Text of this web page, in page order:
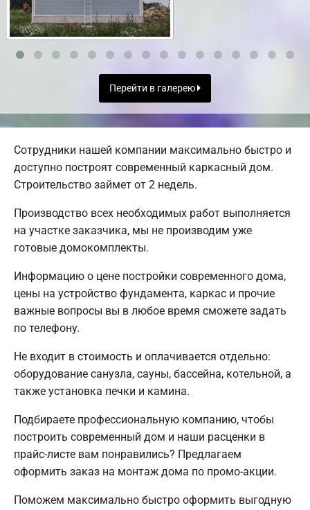
Перейти в галерею
Сотрудники нашей компании максимально быстро и
доступно построят современный каркасный дом.
Строительство займет от 2 недель.
Производство всех необходимых работ выполняется
на участке заказчика, мы не производим уже
готовые домокомплекты.
Информацию о цене постройки современного дома,
цены на устройство фундамента, каркас и прочие
важные вопросы вы в любое время сможете задать
по телефону.
Не входит в стоимость и оплачивается отдельно:
оборудование санузла, сауны, бассейна, котельной, а
также установка печки и камина.
Подбираете профессиональную компанию, чтобы
построить современный дом и наши расценки в
прайс-листе вам понравились? Предлагаем
оформить заказ на монтаж дома по промо-акции.
Поможем максимально быстро оформить выгодную